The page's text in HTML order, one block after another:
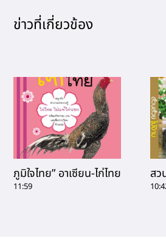
ข่าวที่เกี่ยวข้อง
ภูมิใจไทย” อาเซียน-ไก่ไทย
11:59
สว